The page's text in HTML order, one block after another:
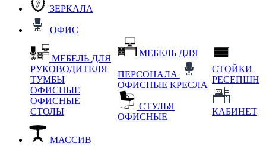
ЗЕРКАЛА
ОФИС
МЕБЕЛЬ ДЛЯ
РУКОВОДИТЕЛЯ
ТУМБЫ
ОФИСНЫЕ
ОФИСНЫЕ
СТОЛЫ
МЕБЕЛЬ ДЛЯ
ПЕРСОНАЛА
ОФИСНЫЕ КРЕСЛА
СТУЛЬЯ
ОФИСНЫЕ
СТОЙКИ
РЕСЕПШН
КАБИНЕТ
МАССИВ